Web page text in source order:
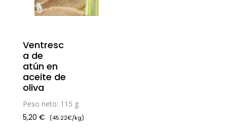
Ventresc
a de
atún en
aceite de
oliva
Peso neto: 115 g
5,20 € (45.22€/kg)